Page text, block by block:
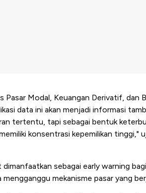
Pasar Modal, Keuangan Derivatif, dan
data ini akan menjadi informasi
tertentu, tapi sebagai bentuk
konsentrasi kepemilikan tinggi,"
sebagai early warning
mekanisme pasar yang